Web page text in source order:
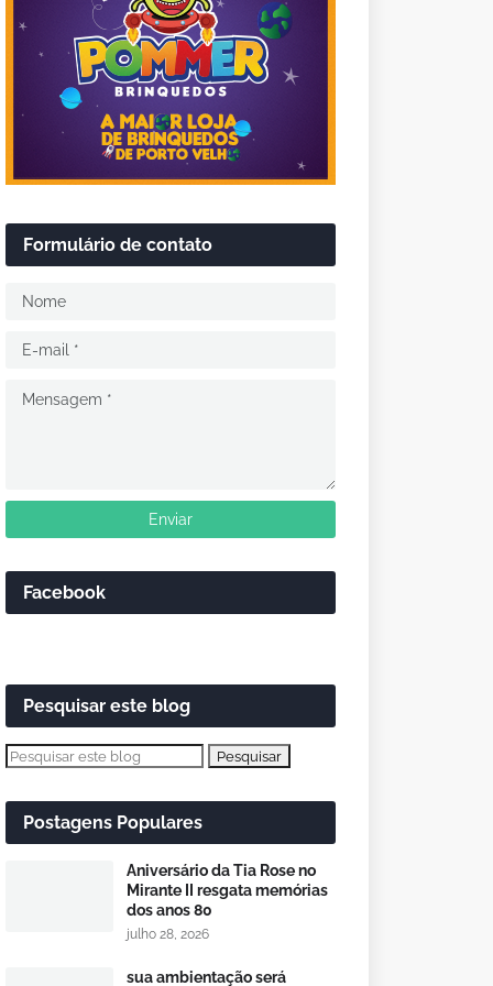
Formulário de contato
Facebook
Pesquisar este blog
Postagens Populares
Aniversário da Tia Rose no
Mirante II resgata memórias
dos anos 80
julho 28, 2026
sua ambientação será